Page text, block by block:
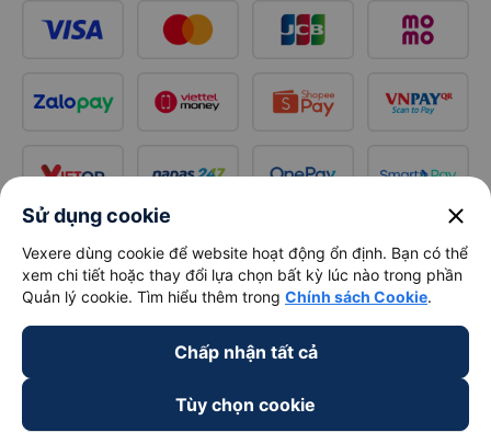
Sử dụng cookie close
Vexere dùng cookie để website hoạt động ổn định. Bạn có thể
xem chi tiết hoặc thay đổi lựa chọn bất kỳ lúc nào trong phần
Quản lý cookie. Tìm hiểu thêm trong Chính sách Cookie.
Chấp nhận tất cả
Tùy chọn cookie